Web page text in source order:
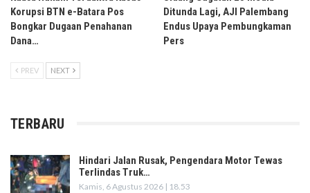
Korupsi BTN e-Batara Pos
Bongkar Dugaan Penahanan
Dana…
Ditunda Lagi, AJI Palembang
Endus Upaya Pembungkaman
Pers
PREV NEXT
TERBARU
Hindari Jalan Rusak, Pengendara Motor Tewas
Terlindas Truk…
Kamis, 6 Agustus 2026 | 18.53